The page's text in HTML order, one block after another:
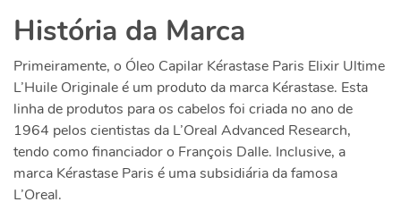
História da Marca
Primeiramente, o Óleo Capilar Kérastase Paris Elixir Ultime
L’Huile Originaleé um produto da marca Kérastase. Esta
linha de produtos para os cabelos foi criada no ano de
1964 pelos cientistas da L’Oreal Advanced Research,
tendo como financiador o François Dalle. Inclusive, a
marca Kérastase Paris é uma subsidiária da famosa
L’Oreal.